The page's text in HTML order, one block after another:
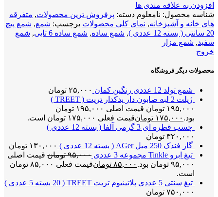
افزودن به علاقه مندی ها
شناسه محصول: نامعلوم دسته: پرفروش ترین محصولات, متفرقه
های خانه و آشپزخانه, نمای کلی محصولات برچسب: شمع, شمع پیچ
20 سانتی ( بسته 12 عددی )
, شمع ساده, شمع ساده 6 تایی , شمع
سفید, شمع مزار
خروج
محصولات دیگر فروشگاه
شمع تولد 12 عددی رنگین کمان ۲۵,۰۰۰ تومان
ژیلت 2 لبه صابون دار یدکدار تریت ( TREET )
۱۹۵,۰۰۰ تومان
قیمت اصلی ۱۹۵,۰۰۰ تومان
بود. ۱۷۵,۰۰۰ تومانقیمت فعلی ۱۷۵,۰۰۰ تومان است.
چسب قطره ای 3 گرمی آلفا ( بسته 12 عددی )
۳۲۰,۰۰۰ تومان
گاز فندک 250 میل AGer ( بسته 12 عددی )
۱۳۰,۰۰۰ تومان
تیغ ابرو Tinkle مجموعه 3 عددی
۹۵,۰۰۰ تومان قیمت اصلی
۹۵,۰۰۰ تومان بود.
۸۵,۰۰۰ تومان
قیمت فعلی ۸۵,۰۰۰ تومان
است.
تیغ سنتی 5 عددی پلاتینیوم تریت TREET ( 20 بسته 5 عددی )
۷۵۰,۰۰۰ تومان